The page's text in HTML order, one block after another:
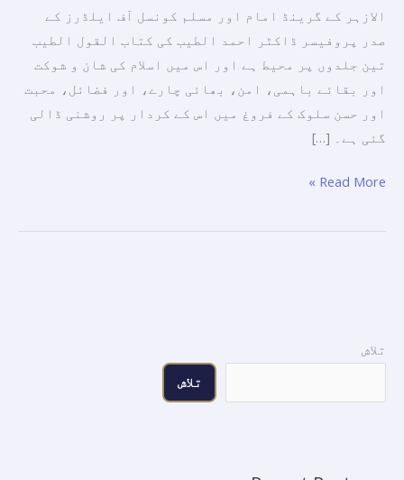
الازہر کے گرینڈ امام اور مسلم کونسل آف ایلڈرز کے
صدر پروفیسر ڈاکٹر احمد الطیب کی کتاب القول الطیب
تین جلدوں پر محیط ہے اور اس میں اسلام کی شان و شوکت
اور بقائے باہمی، امن، بھائی چارے، اور فضائل، محبت
اور حسن سلوک کے فروغ میں اس کے کردار پر روشنی ڈالی
گئی ہے۔ […]
Read More »
تلاش
تلاش